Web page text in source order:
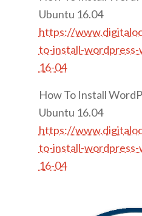
Ubuntu 16.04
https://
to-install-
16-04
How To Install
Ubuntu 16.04
https://
to-install-
16-04